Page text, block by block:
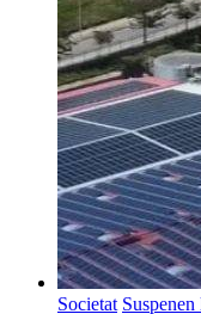
Societat